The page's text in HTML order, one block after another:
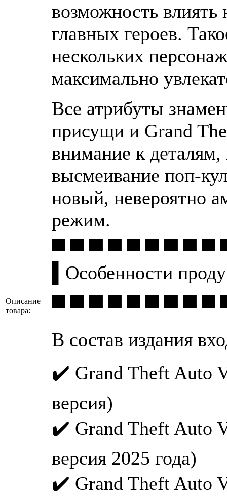
Описание
товара:
возможность влиять
главных героев.
нескольких
максимально
Все атрибуты
присущи и Grand
внимание к
высмеивание поп-
новый, невероятно
режим.
▀ ▀ ▀ ▀ ▀ ▀ ▀ ▀ ▀
▌Особенности
▄ ▄ ▄ ▄ ▄ ▄ ▄ ▄ ▄
В состав издания
✔️ Grand Theft Auto
версия)
✔️ Grand Theft Auto
версия 2025 года)
✔️ Grand Theft Auto